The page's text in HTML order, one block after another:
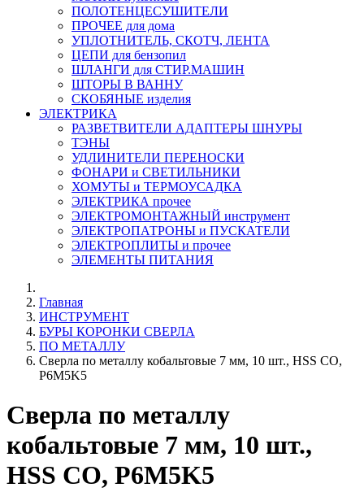
ПОЛОТЕНЦЕСУШИТЕЛИ
ПРОЧЕЕ для дома
УПЛОТНИТЕЛЬ, СКОТЧ, ЛЕНТА
ЦЕПИ для бензопил
ШЛАНГИ для СТИР.МАШИН
ШТОРЫ В ВАННУ
СКОБЯНЫЕ изделия
ЭЛЕКТРИКА
РАЗВЕТВИТЕЛИ АДАПТЕРЫ ШНУРЫ
ТЭНЫ
УДЛИНИТЕЛИ ПЕРЕНОСКИ
ФОНАРИ и СВЕТИЛЬНИКИ
ХОМУТЫ и ТЕРМОУСАДКА
ЭЛЕКТРИКА прочее
ЭЛЕКТРОМОНТАЖНЫЙ инструмент
ЭЛЕКТРОПАТРОНЫ и ПУСКАТЕЛИ
ЭЛЕКТРОПЛИТЫ и прочее
ЭЛЕМЕНТЫ ПИТАНИЯ
Главная
ИНСТРУМЕНТ
БУРЫ КОРОНКИ СВЕРЛА
ПО МЕТАЛЛУ
Сверла по металлу кобальтовые 7 мм, 10 шт., HSS CO,
P6M5K5
Сверла по металлу
кобальтовые 7 мм, 10 шт.,
HSS CO, P6M5K5